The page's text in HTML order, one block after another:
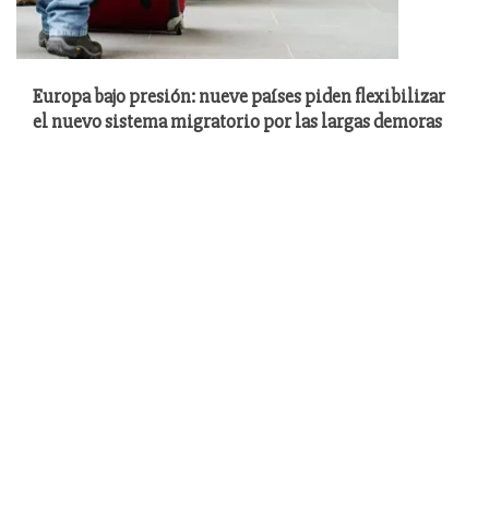
Europa bajo presión: nueve países piden flexibilizar
el nuevo sistema migratorio por las largas demoras